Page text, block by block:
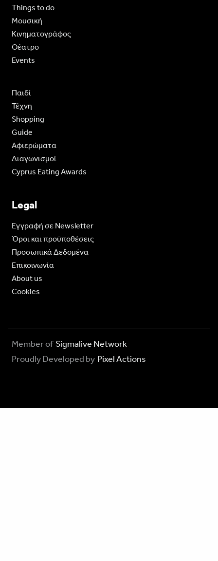
Things to do
Moυσική
Κινηματογράφος
Θέατρο
Events
Παιδί
Τέχνη
Shopping
Guide
Aφιερώματα
Διαγωνισμοί
Cyprus Eating Awards
Legal
Eγγραφή σε Newsletter
Όροι και προϋποθέσεις
Προσωπικά Δεδομένα
Επικοινωνία
About us
Cookies
Member of Sigmalive Network
Proudly Developed by Pixel Actions